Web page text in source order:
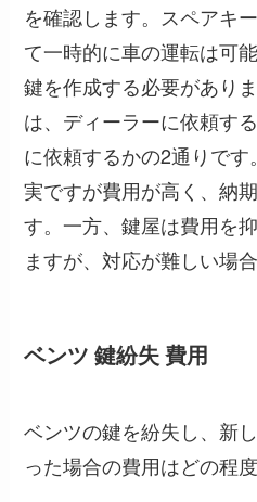
を確認します。スペアキ
て一時的に車の運転は可
鍵を作成する必要があり
は、ディーラーに依頼す
に依頼するかの2通りで
実ですが費用が高く、納
す。一方、鍵屋は費用を
ますが、対応が難しい場
ベンツ 鍵紛失 費用
ベンツの鍵を紛失し、新
った場合の費用はどの程